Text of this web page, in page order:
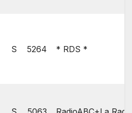
S 5264 * RDS *